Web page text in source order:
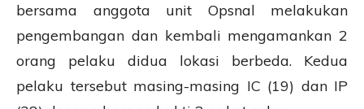
bersama anggota unit Opsnal melakukan
pengembangan dan kembali mengamankan 2
orang pelaku didua lokasi berbeda. Kedua
pelaku tersebut masing-masing IC (19) dan IP